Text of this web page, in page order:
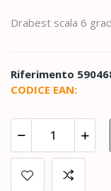
Drabest scala 6
Riferimento
CODICE EAN: